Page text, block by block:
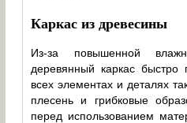
Каркас из древесины
Из-за повышенной
деревянный каркас быстро
всех элементах и деталях
плесень и грибковые
перед использованием